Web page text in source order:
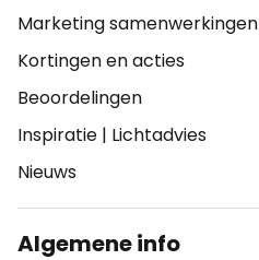
Marketing samenwerkingen
Kortingen en acties
Beoordelingen
Inspiratie | Lichtadvies
Nieuws
Algemene info